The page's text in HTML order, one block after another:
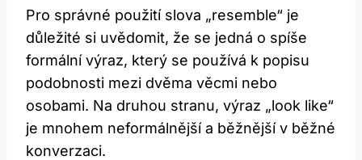
Pro správné použití slova „resemble“ je
důležité si uvědomit, že se jedná o spíše
formální výraz, který se používá k popisu
podobnosti mezi dvěma věcmi nebo
osobami. Na druhou stranu, výraz „look like“
je mnohem neformálnější a běžnější v běžné
konverzaci.